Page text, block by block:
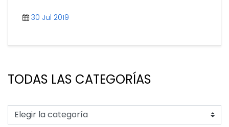
30 Jul 2019
TODAS LAS CATEGORÍAS